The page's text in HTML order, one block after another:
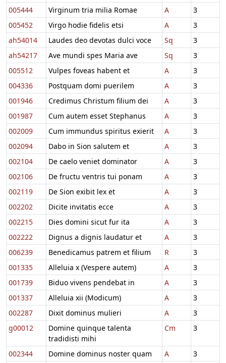
005444
Virginum tria milia Romae A
3
005452
Virgo hodie fidelis etsi A
3
ah54014
Laudes deo devotas dulci voce Sq
3
ah54217
Ave mundi spes Maria ave Sq
3
005512
Vulpes foveas habent et A
3
004336
Postquam domi puerilem A
3
001946
Credimus Christum filium dei A
3
001987
Cum autem esset Stephanus A
3
002009
Cum immundus spiritus exierit A
3
002094
Dabo in Sion salutem et A
3
002104
De caelo veniet dominator A
3
002106
De fructu ventris tui ponam A
3
002119
De Sion exibit lex et A
3
002202
Dicite invitatis ecce A
3
002215
Dies domini sicut fur ita A
3
002222
Dignus a dignis laudatur et A
3
006239
Benedicamus patrem et filium R
3
001335
Alleluia x (Vespere autem) A
3
001739
Biduo vivens pendebat in A
3
001337
Alleluia xii (Modicum) A
3
002287
Dixit dominus mulieri A
3
g00012
Domine quinque talenta
tradidisti mihi
Cm 3
002344 Domine dominus noster quam A
3